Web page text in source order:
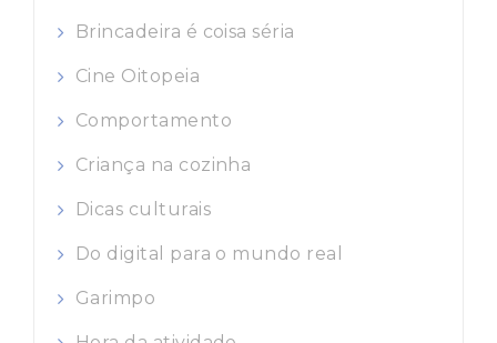
Brincadeira é coisa séria
Cine Oitopeia
Comportamento
Criança na cozinha
Dicas culturais
Do digital para o mundo real
Garimpo